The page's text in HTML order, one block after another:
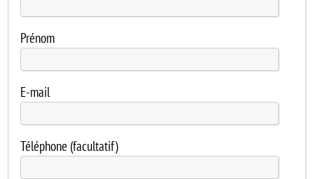
Prénom
E-mail
Téléphone (facultatif)